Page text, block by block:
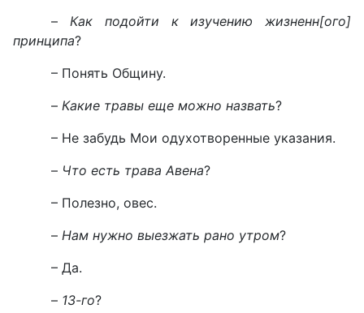
–Как подойти к изучению жизненн[ого]
принципа?
– Понять Общину.
–Какие травы еще можно назвать?
– Не забудь Мои одухотворенные указания.
– Что есть трава Авена?
– Полезно, овес.
–Нам нужно выезжать рано утром?
– Да.
– 13-го?